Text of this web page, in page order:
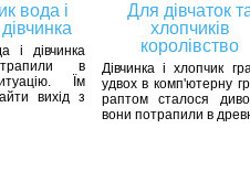
вода і
і дівчинка
в
Їм
вихід з
Для дівчаток
хлопчиків
королівство
Дівчинка і хлопчик
удвох в комп'ютерну
раптом сталося
вони потрапили в